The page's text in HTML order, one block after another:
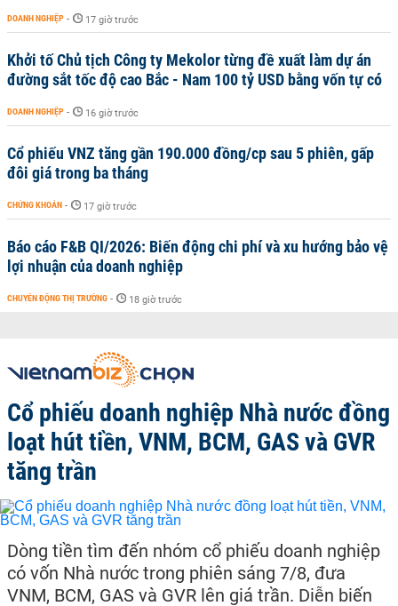
DOANH NGHIỆP - 17 giờ trước
Khởi tố Chủ tịch Công ty Mekolor từng đề xuất làm dự án
đường sắt tốc độ cao Bắc - Nam 100 tỷ USD bằng vốn tự có
DOANH NGHIỆP - 16 giờ trước
Cổ phiếu VNZ tăng gần 190.000 đồng/cp sau 5 phiên, gấp
đôi giá trong ba tháng
CHỨNG KHOÁN - 17 giờ trước
Báo cáo F&B QI/2026: Biến động chi phí và xu hướng bảo vệ
lợi nhuận của doanh nghiệp
CHUYỂN ĐỘNG THỊ TRƯỜNG - 18 giờ trước
Cổ phiếu doanh nghiệp Nhà nước đồng
loạt hút tiền, VNM, BCM, GAS và GVR
tăng trần
Dòng tiền tìm đến nhóm cổ phiếu doanh nghiệp
có vốn Nhà nước trong phiên sáng 7/8, đưa
VNM, BCM, GAS và GVR lên giá trần. Diễn biến